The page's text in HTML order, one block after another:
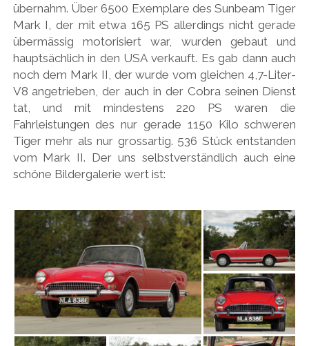
übernahm. Über 6500 Exemplare des Sunbeam Tiger
Mark I, der mit etwa 165 PS allerdings nicht gerade
übermässig motorisiert war, wurden gebaut und
hauptsächlich in den USA verkauft. Es gab dann auch
noch dem Mark II, der wurde vom gleichen 4,7-Liter-
V8 angetrieben, der auch in der Cobra seinen Dienst
tat, und mit mindestens 220 PS waren die
Fahrleistungen des nur gerade 1150 Kilo schweren
Tiger mehr als nur grossartig. 536 Stück entstanden
vom Mark II. Der uns selbstverständlich auch eine
schöne Bildergalerie wert ist: